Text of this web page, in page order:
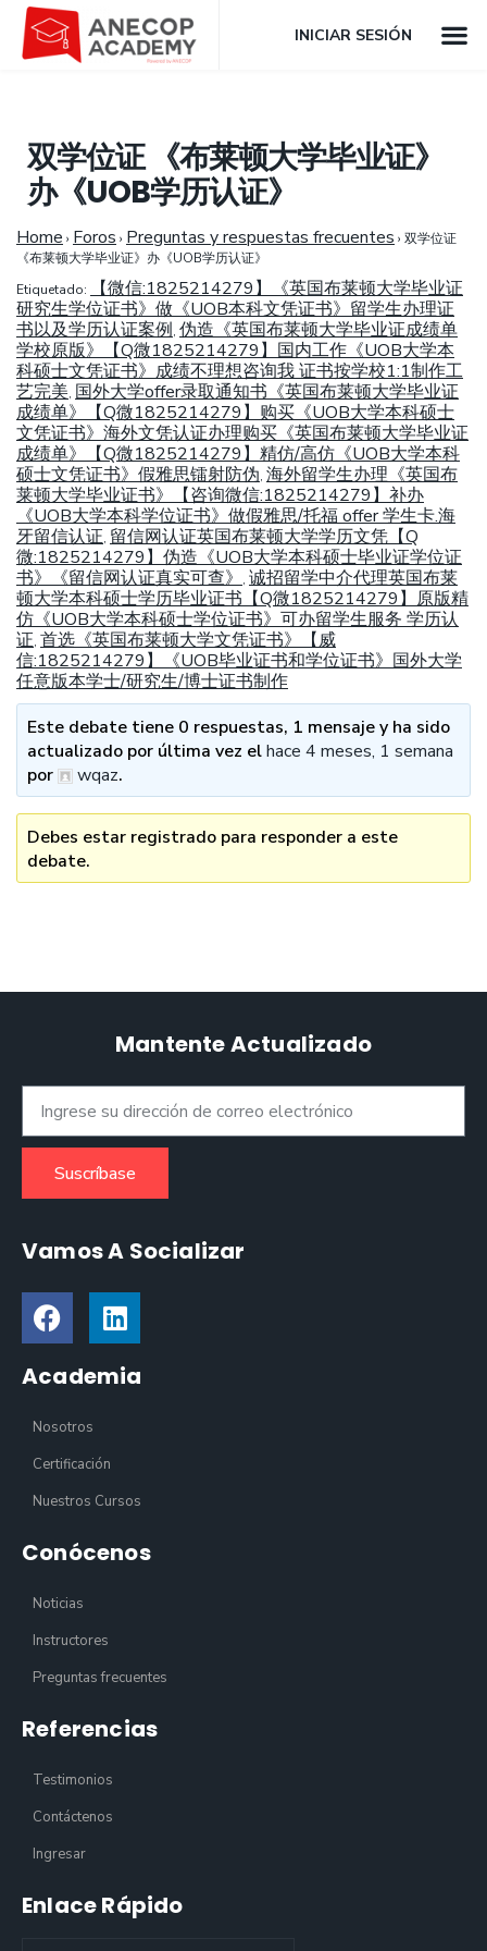
INICIAR SESIÓN
双学位证 《布莱顿大学毕业证》
办《UOB学历认证》
Home › Foros › Preguntas y respuestas frecuentes › 双学位证
《布莱顿大学毕业证》办《UOB学历认证》
Etiquetado:
【微信:1825214279】《英国布莱顿大学毕业证
研究生学位证书》做《UOB本科文凭证书》留学生办理证
书以及学历认证案例, 伪造《英国布莱顿大学毕业证成绩单
学校原版》【Q微1825214279】国内工作《UOB大学本
科硕士文凭证书》成绩不理想咨询我 证书按学校1:1制作工
艺完美, 国外大学offer录取通知书《英国布莱顿大学毕业证
成绩单》【Q微1825214279】购买《UOB大学本科硕士
文凭证书》海外文凭认证办理购买《英国布莱顿大学毕业证
成绩单》【Q微1825214279】精仿/高仿《UOB大学本科
硕士文凭证书》假雅思镭射防伪, 海外留学生办理《英国布
莱顿大学毕业证书》【咨询微信:1825214279】补办
《UOB大学本科学位证书》做假雅思/托福 offer 学生卡.海
牙留信认证, 留信网认证英国布莱顿大学学历文凭【Q
微:1825214279】伪造《UOB大学本科硕士毕业证学位证
书》《留信网认证真实可查》
, 诚招留学中介代理英国布莱
顿大学本科硕士学历毕业证书【Q微1825214279】原版精
仿《UOB大学本科硕士学位证书》可办留学生服务 学历认
证, 首选《英国布莱顿大学文凭证书》【威
信:1825214279】《UOB毕业证书和学位证书》国外大学
任意版本学士/研究生/博士证书制作
Este debate tiene 0 respuestas, 1 mensaje y ha sido
actualizado por última vez elhace 4 meses, 1 semana
por
wqaz.
Debes estar registrado para responder a este
debate.
Mantente Actualizado
Suscríbase
Vamos A Socializar
Academia
Nosotros
Certificación
Nuestros Cursos
Conócenos
Noticias
Instructores
Preguntas frecuentes
Referencias
Testimonios
Contáctenos
Ingresar
Enlace Rápido